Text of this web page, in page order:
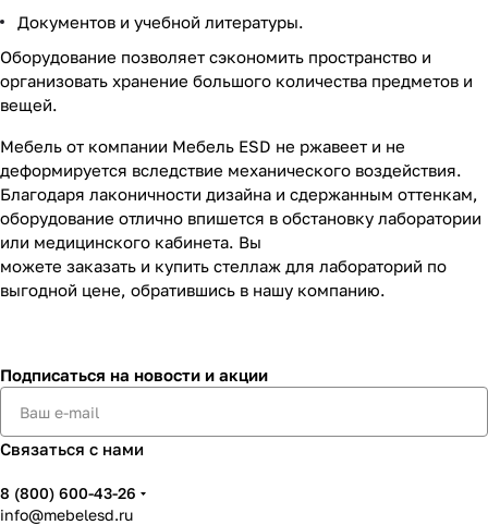
Документов и учебной литературы.
Оборудование позволяет сэкономить пространство и
организовать хранение большого количества предметов и
вещей.
Мебель от компании Мебель ESD не ржавеет и не
деформируется вследствие механического воздействия.
Благодаря лаконичности дизайна и сдержанным оттенкам,
оборудование отлично впишется в обстановку лаборатории
или медицинского кабинета. Вы
можете заказать и купить стеллаж для лабораторий по
выгодной цене, обратившись в нашу компанию.
Подписаться на новости и акции
Связаться с нами
8 (800) 600-43-26
info@mebelesd.ru